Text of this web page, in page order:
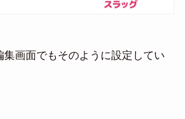
集画面でもそのように設定してい